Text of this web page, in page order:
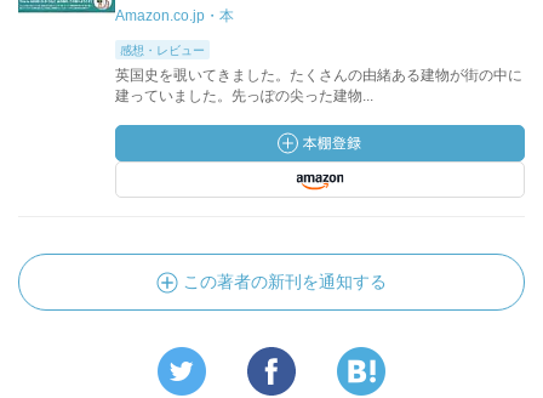
Amazon.co.jp・本
感想・レビュー
英国史を覗いてきました。たくさんの由緒ある建物が街の中に
建っていました。先っぽの尖った建物...
この著者の新刊を通知する